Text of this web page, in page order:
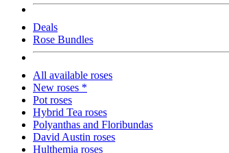
Deals
Rose Bundles
All available roses
New roses *
Pot roses
Hybrid Tea roses
Polyanthas and Floribundas
David Austin roses
Hulthemia roses